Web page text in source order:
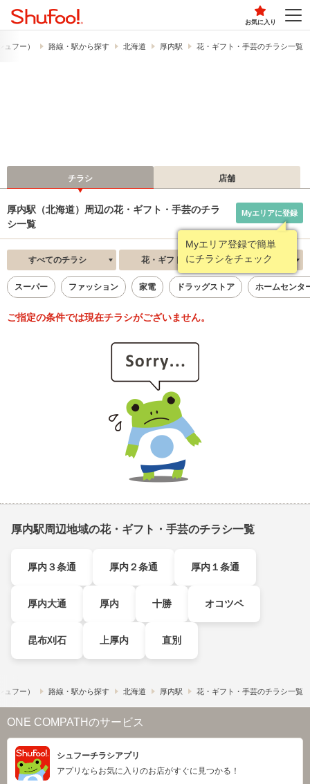
お気に入り
フー） 路線・駅から探す 北海道 厚内駅 花・ギフト・手芸のチラシ一覧
チラシ 店舗
厚内駅（北海道）周辺の花・ギフト・手芸のチラ
シ一覧
Myエリア登録で簡単
にチラシをチェック
Myエリアに登録
すべてのチラシ 花・ギフト・手芸 新着順
スーパー ファッション 家電 ドラッグストア ホームセンタ
ご指定の条件では現在チラシがございません。
厚内駅周辺地域の花・ギフト・手芸のチラシ一覧
厚内３条通 厚内２条通 厚内１条通
厚内大通 厚内 十勝 オコツペ
昆布刈石 上厚内 直別
フー） 路線・駅から探す 北海道 厚内駅 花・ギフト・手芸のチラシ一覧
ONE COMPATHのサービス
シュフーチラシアプリ
アプリならお気に入りのお店がすぐに見つかる！